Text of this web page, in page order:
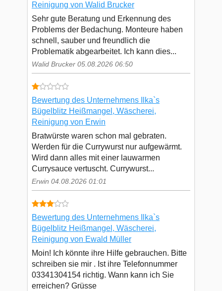
Reinigung von Walid Brucker
Sehr gute Beratung und Erkennung des
Problems der Bedachung. Monteure haben
schnell, sauber und freundlich die
Problematik abgearbeitet. Ich kann dies...
Walid Brucker 05.08.2026 06:50
Bewertung des Unternehmens Ilka`s
Bügelblitz Heißmangel, Wäscherei,
Reinigung von Erwin
Bratwürste waren schon mal gebraten.
Werden für die Currywurst nur aufgewärmt.
Wird dann alles mit einer lauwarmen
Currysauce vertuscht. Currywurst...
Erwin 04.08.2026 01:01
Bewertung des Unternehmens Ilka`s
Bügelblitz Heißmangel, Wäscherei,
Reinigung von Ewald Müller
Moin! Ich könnte ihre Hilfe gebrauchen. Bitte
schreiben sie mir . Ist ihre Telefonnummer
03341304154 richtig. Wann kann ich Sie
erreichen? Grüsse